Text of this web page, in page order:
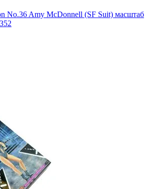
No.36 Amy McDonnell (SF Suit) масштаб